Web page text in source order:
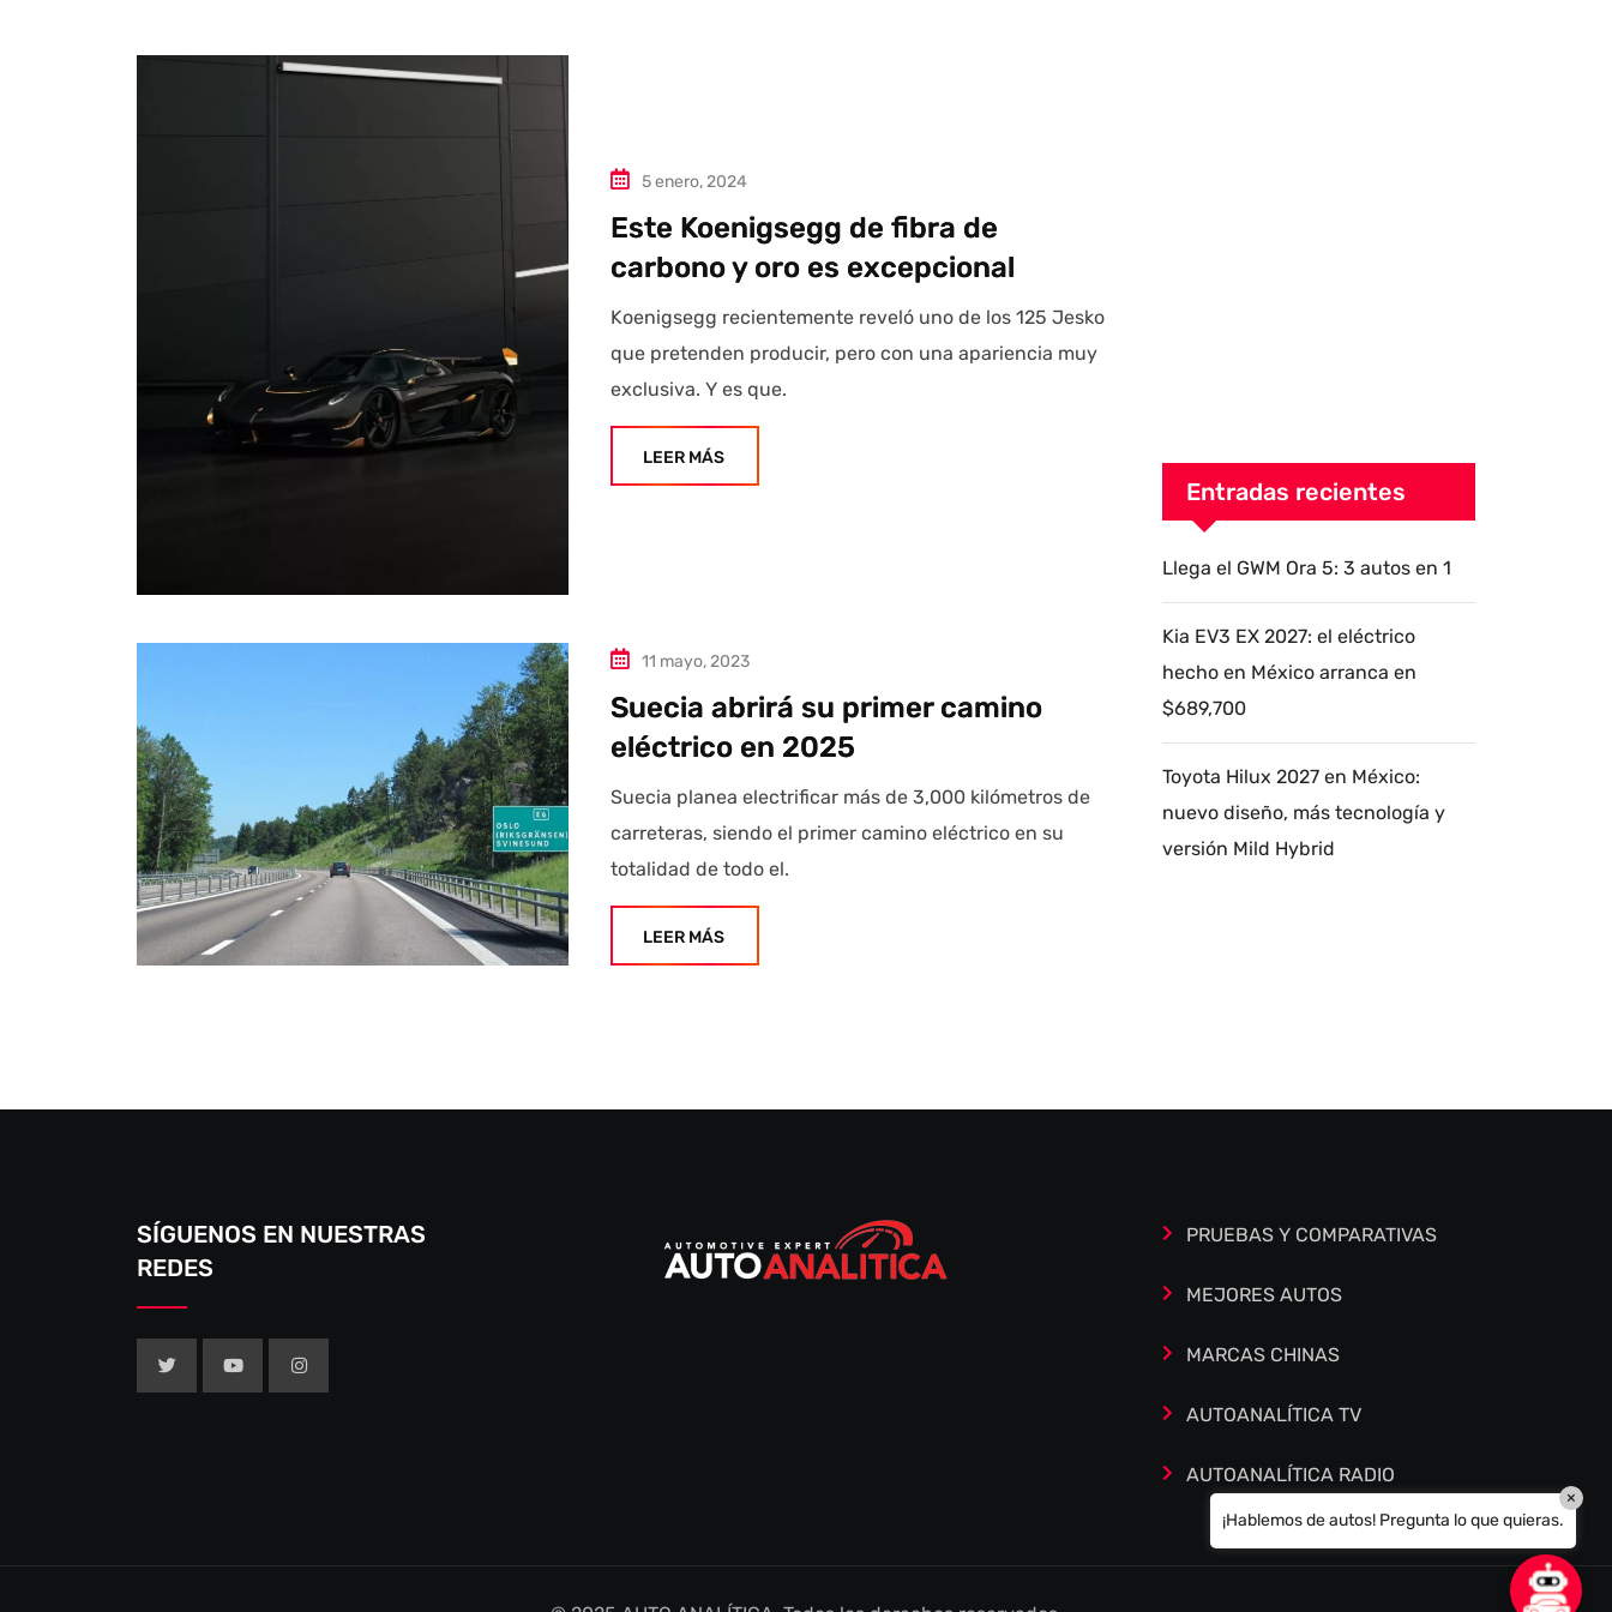
5 enero, 2024
Este Koenigsegg de fibra de
carbono y oro es excepcional
Koenigsegg recientemente reveló uno de los 125 Jesko
que pretenden producir, pero con una apariencia muy
exclusiva. Y es que.
LEER MÁS
11 mayo, 2023
Suecia abrirá su primer camino
eléctrico en 2025
Suecia planea electrificar más de 3,000 kilómetros de
carreteras, siendo el primer camino eléctrico en su
totalidad de todo el.
LEER MÁS
Entradas recientes
Llega el GWM Ora 5: 3 autos en 1
Kia EV3 EX 2027: el eléctrico
hecho en México arranca en
$689,700
Toyota Hilux 2027 en México:
nuevo diseño, más tecnología y
versión Mild Hybrid
SÍGUENOS EN NUESTRAS
REDES
PRUEBAS Y COMPARATIVAS
MEJORES AUTOS
MARCAS CHINAS
AUTOANALÍTICA TV
AUTOANALÍTICA RADIO
IA en desarrollo. Autoanalítica optimiza
¡Hablemos de autos! Pregunta lo que quieras.
×